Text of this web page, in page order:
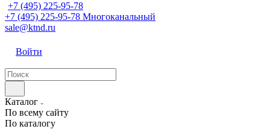
+7 (495) 225-95-78
+7 (495) 225-95-78 Многоканальный
sale@ktnd.ru
Войти
Каталог
По всему сайту
По каталогу